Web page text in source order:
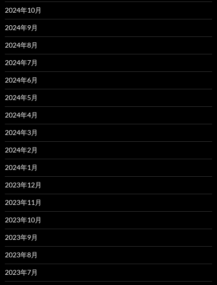
2024年10月
2024年9月
2024年8月
2024年7月
2024年6月
2024年5月
2024年4月
2024年3月
2024年2月
2024年1月
2023年12月
2023年11月
2023年10月
2023年9月
2023年8月
2023年7月